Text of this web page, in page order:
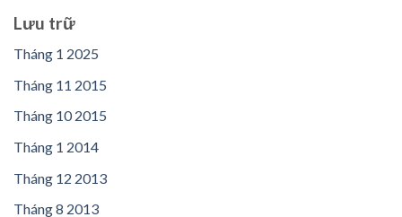
Lưu trữ
Tháng 1 2025
Tháng 11 2015
Tháng 10 2015
Tháng 1 2014
Tháng 12 2013
Tháng 8 2013